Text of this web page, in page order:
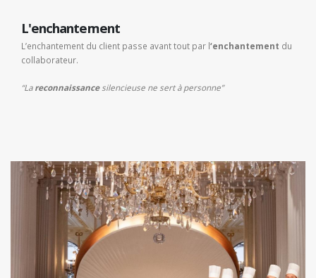
L'enchantement
L’enchantement du client passe avant tout par l‘enchantement du
collaborateur.
“Lareconnaissancesilencieuse ne sert à personne”